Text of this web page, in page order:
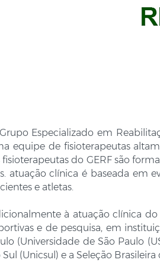
Especializado em
equipe de fisioterapeutas
fisioterapeutas do GERF são
atuação clínica é baseada em
e atletas.
à atuação clínica
e de pesquisa, em
(Universidade de São Paulo
(Unicsul) e a Seleção